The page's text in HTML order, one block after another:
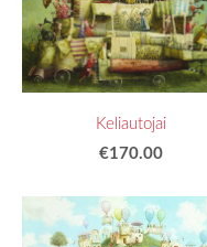
Keliautojai
€170.00